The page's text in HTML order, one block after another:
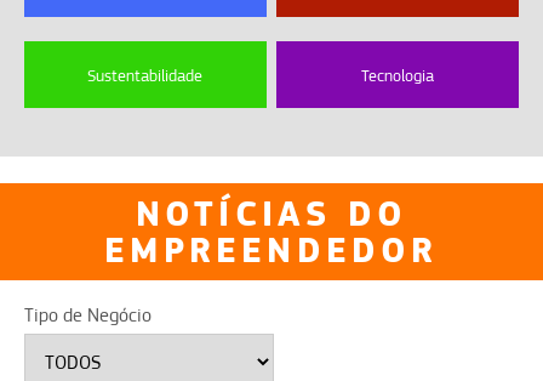
Sustentabilidade Tecnologia
NOTÍCIAS DO
EMPREENDEDOR
Tipo de Negócio